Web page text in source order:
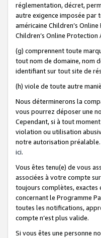
réglementation, décret,
autre exigence imposée par
américaine Children’s
Children’s Online Protection
(g) comprennent toute
tout nom de domaine, nom
identifiant sur tout site de
(h) viole de toute autre
Nous déterminerons la
vous pourrez déposer une
Cependant, si à tout
violation ou utilisation
notre autorisation
ici.
Vous êtes tenu(e) de vous
associées à votre compte
toujours complètes, exactes
concernant le Programme
toutes les notifications,
compte n’est plus valide.
Si vous êtes une personne